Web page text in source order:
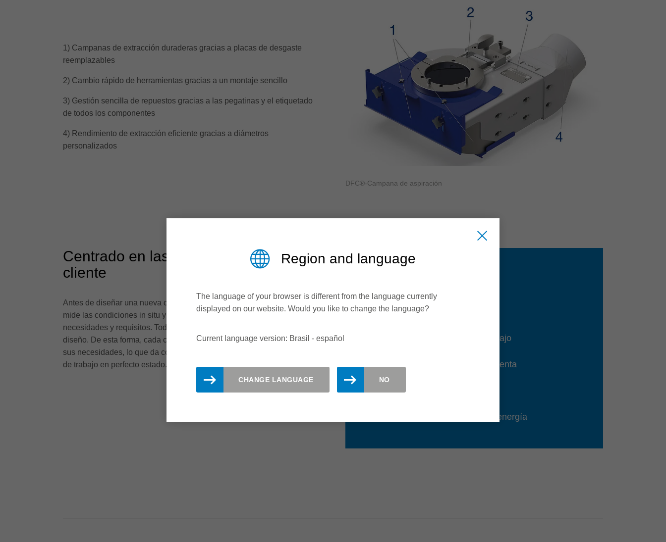
1) Campanas de extracción duraderas gracias a placas de desgaste
reemplazables
2) Cambio rápido de herramientas gracias a un montaje sencillo
3) Gestión sencilla de repuestos gracias a las pegatinas y el etiquetado
de todos los componentes
4) Rendimiento de extracción eficiente gracias a diámetros
personalizados
DFC®-Campana de aspiración
Centrado en las necesidades del
cliente
Antes de diseñar una nueva campana extractora, un técnico de Leitz
mide las condiciones in situ y determina con precisión todas las
necesidades y requisitos. Toda esta información se tiene en cuenta en el
diseño. De esta forma, cada campana extractora se personaliza según
sus necesidades, lo que da como resultado una máquina limpia y piezas
de trabajo en perfecto estado.
Limpieza mínima
Menos desperdicios y retrabajo
Mayor vida útil de la herramienta
Fácil manejo
Menos ruido y consumo de energía
Region and language
The language of your browser is different from the language currently
displayed on our website. Would you like to change the language?
Current language version: Brasil - español
CHANGE LANGUAGE NO